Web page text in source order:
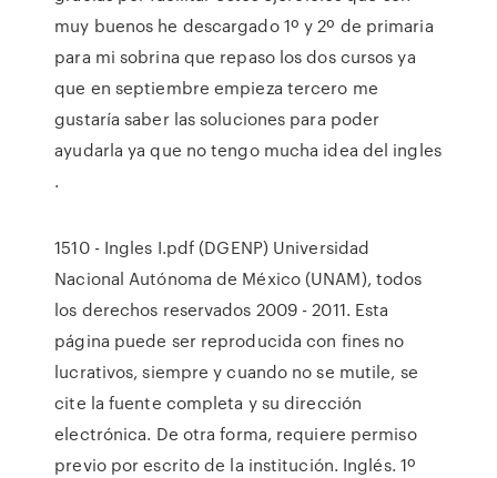
muy buenos he descargado 1º y 2º de primaria
para mi sobrina que repaso los dos cursos ya
que en septiembre empieza tercero me
gustaría saber las soluciones para poder
ayudarla ya que no tengo mucha idea del ingles
.
1510 - Ingles I.pdf (DGENP) Universidad
Nacional Autónoma de México (UNAM), todos
los derechos reservados 2009 - 2011. Esta
página puede ser reproducida con fines no
lucrativos, siempre y cuando no se mutile, se
cite la fuente completa y su dirección
electrónica. De otra forma, requiere permiso
previo por escrito de la institución. Inglés. 1º